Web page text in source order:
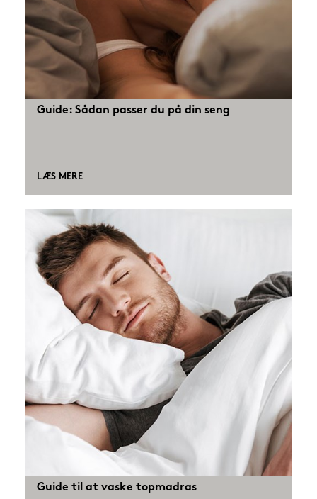
Guide: Sådan passer du på din seng
LÆS MERE
Guide til at vaske topmadras